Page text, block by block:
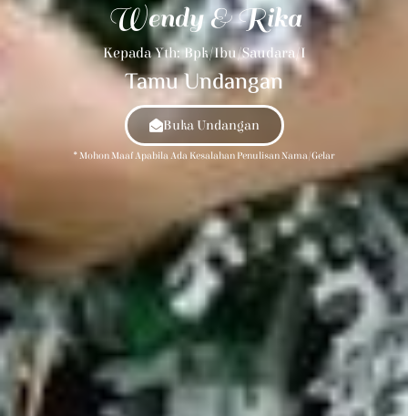
Wendy & Rika
Kepada Yth: Bpk/Ibu/Saudara/i
Tamu Undangan
Buka Undangan
* Mohon Maaf Apabila Ada Kesalahan Penulisan Nama/gelar